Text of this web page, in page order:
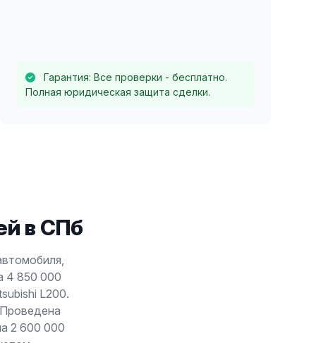
Гарантия: Все проверки - бесплатно.
Полная юридическая защита сделки.
в СПб
4 850 000
L200.
2 600 000